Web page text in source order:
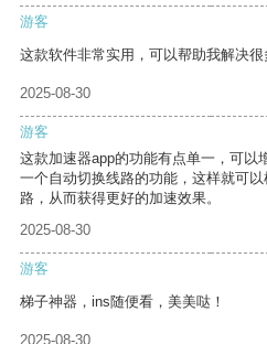
游客
这款软件非常实用，可以帮助我解决很
2025-08-30
游客
这款加速器app的功能有点单一，可以
一个自动切换线路的功能，这样就可
路，从而获得更好的加速效果。
2025-08-30
游客
梯子神器，ins随便看，美美哒！
2025-08-30